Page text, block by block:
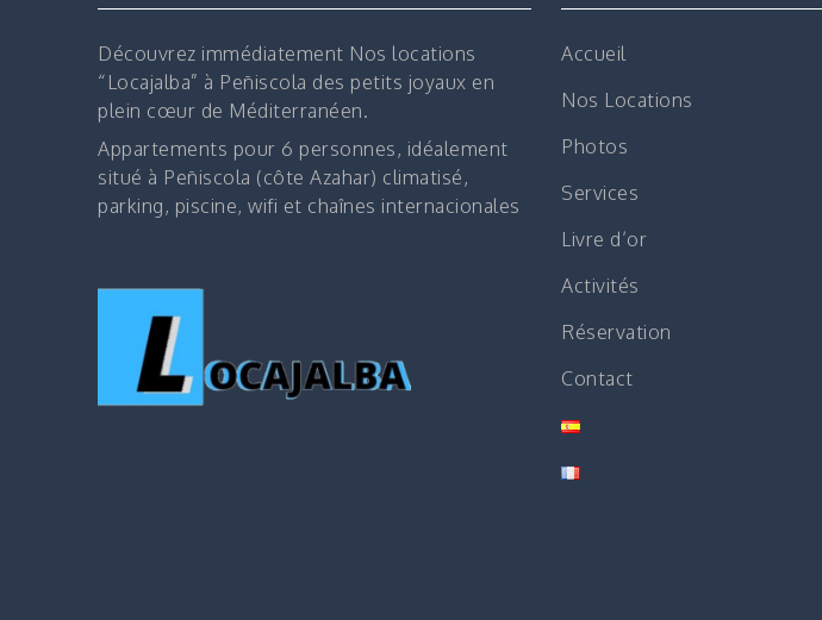
Découvrez immédiatement Nos locations
“Locajalba” à Peñiscola des petits joyaux en
plein cœur de Méditerranéen.
Appartements pour 6 personnes, idéalement
situé à Peñiscola (côte Azahar) climatisé,
parking, piscine, wifi et chaînes internacionales
Accueil
Nos Locations
Photos
Services
Livre d’or
Activités
Réservation
Contact